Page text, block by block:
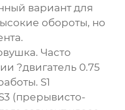
вариант для
обороты, но
Часто
?двигатель 0.75
S1
(прерывисто-